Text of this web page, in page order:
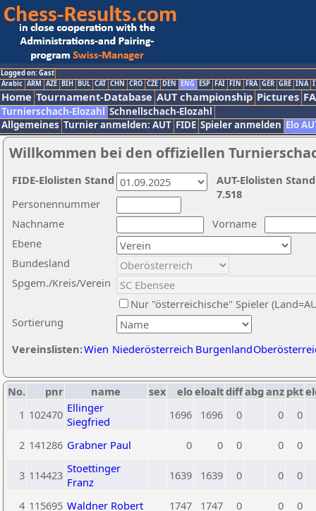
Logged on: Gast
Arabic ARM AZE BIH BUL CAT CHN CRO CZE DEN ENG ESP FAI FIN FRA GER GRE INA
Home Tournament-Database AUT championship Pictures
Turnierschach-Elozahl Schnellschach-Elozahl
Allgemeines Turnier anmelden: AUT FIDE Spieler anmelden Elo
Willkommen bei den offiziellen
Nachname
Vorname
Ebene
Sortierung
Personennummer
Bundesland
Spgem./Kreis/Verein
Nur "österreichische" Spieler
Vereinslisten:Wien Niederösterreich Burgenland
AUT-Elolisten
7.518
FIDE-Elolisten Stand
No. pnr name sex eloeloaltdiffabg anz pkt
1 102470 Ellinger
Siegfried
1696 1696 0 0 0
2 141286 Grabner Paul 0 0 0 0 0
3 114423 Stoettinger
Franz
1639 1639 0 0 0
4 115695 Waldner Robert 1747 1747 0 0 0